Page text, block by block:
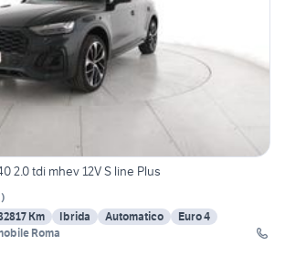
2.0 tdi mhev 12V S line Plus
)
Km Ibrida Automatico
Euro 4
Roma